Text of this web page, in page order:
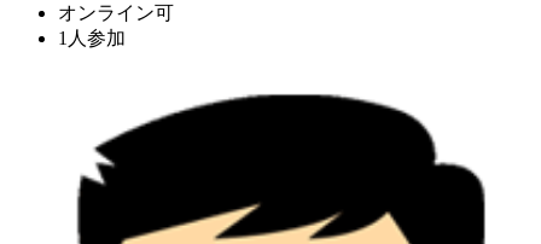
オンライン可
1人参加